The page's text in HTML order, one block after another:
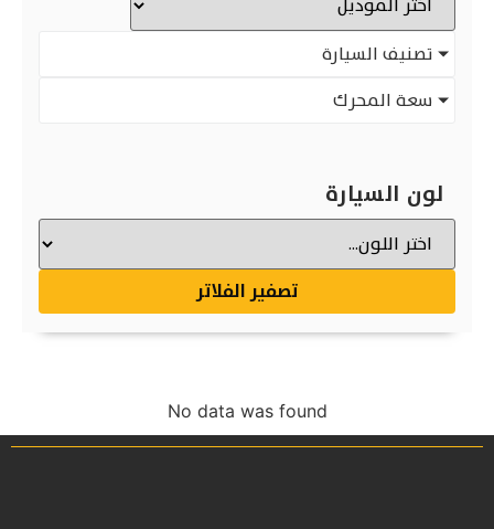
تصنيف السيارة
سعة المحرك
لون السيارة
تصفير الفلاتر
No data was found